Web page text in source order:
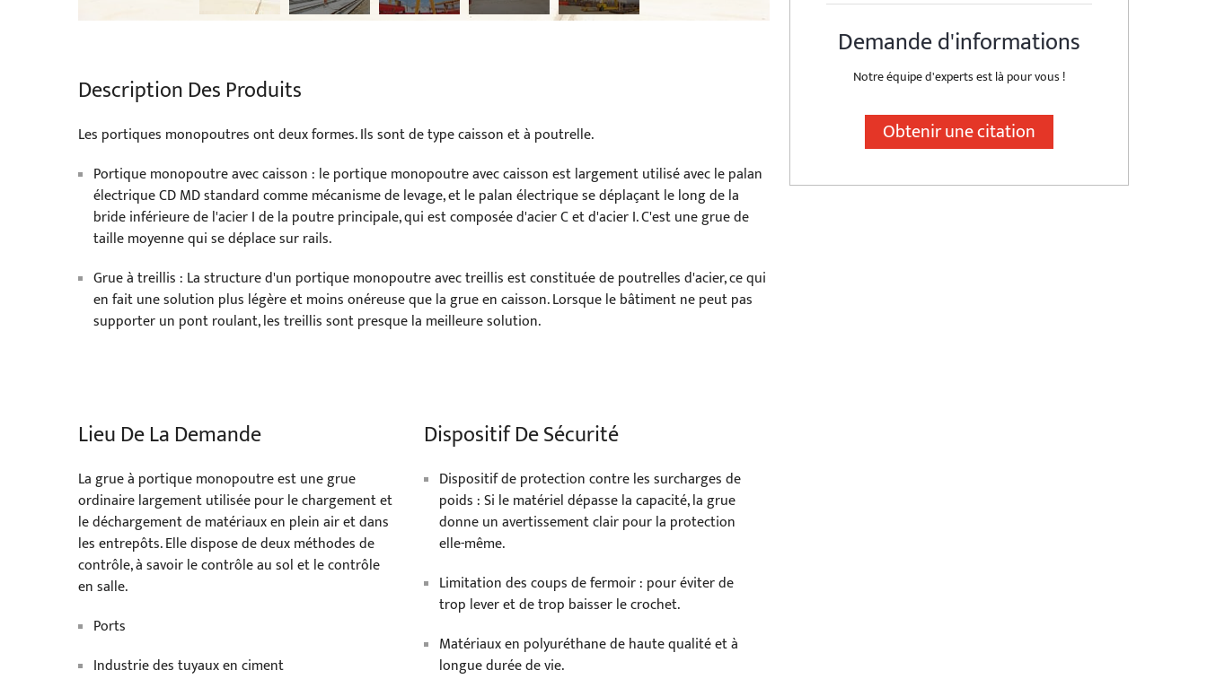
Description Des Produits
Les portiques monopoutres ont deux formes. Ils sont de type caisson et à poutrelle.
Portique monopoutre avec caisson : le portique monopoutre avec caisson est largement utilisé avec le palan
électrique CD MD standard comme mécanisme de levage, et le palan électrique se déplaçant le long de la
bride inférieure de l'acier I de la poutre principale, qui est composée d'acier C et d'acier I. C'est une grue de
taille moyenne qui se déplace sur rails.
Grue à treillis : La structure d'un portique monopoutre avec treillis est constituée de poutrelles d'acier, ce qui
en fait une solution plus légère et moins onéreuse que la grue en caisson. Lorsque le bâtiment ne peut pas
supporter un pont roulant, les treillis sont presque la meilleure solution.
Lieu De La Demande
La grue à portique monopoutre est une grue
ordinaire largement utilisée pour le chargement et
le déchargement de matériaux en plein air et dans
les entrepôts. Elle dispose de deux méthodes de
contrôle, à savoir le contrôle au sol et le contrôle
en salle.
Ports
Industrie des tuyaux en ciment
Dispositif De Sécurité
Dispositif de protection contre les surcharges de
poids : Si le matériel dépasse la capacité, la grue
donne un avertissement clair pour la protection
elle-même.
Limitation des coups de fermoir : pour éviter de
trop lever et de trop baisser le crochet.
Matériaux en polyuréthane de haute qualité et à
longue durée de vie.
Demande d'informations
Notre équipe d'experts est là pour vous !
Obtenir une citation